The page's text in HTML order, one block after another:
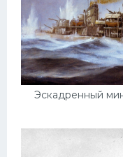
Эскадренный
Шкода
Вертолеты
Мазда
Самокаты